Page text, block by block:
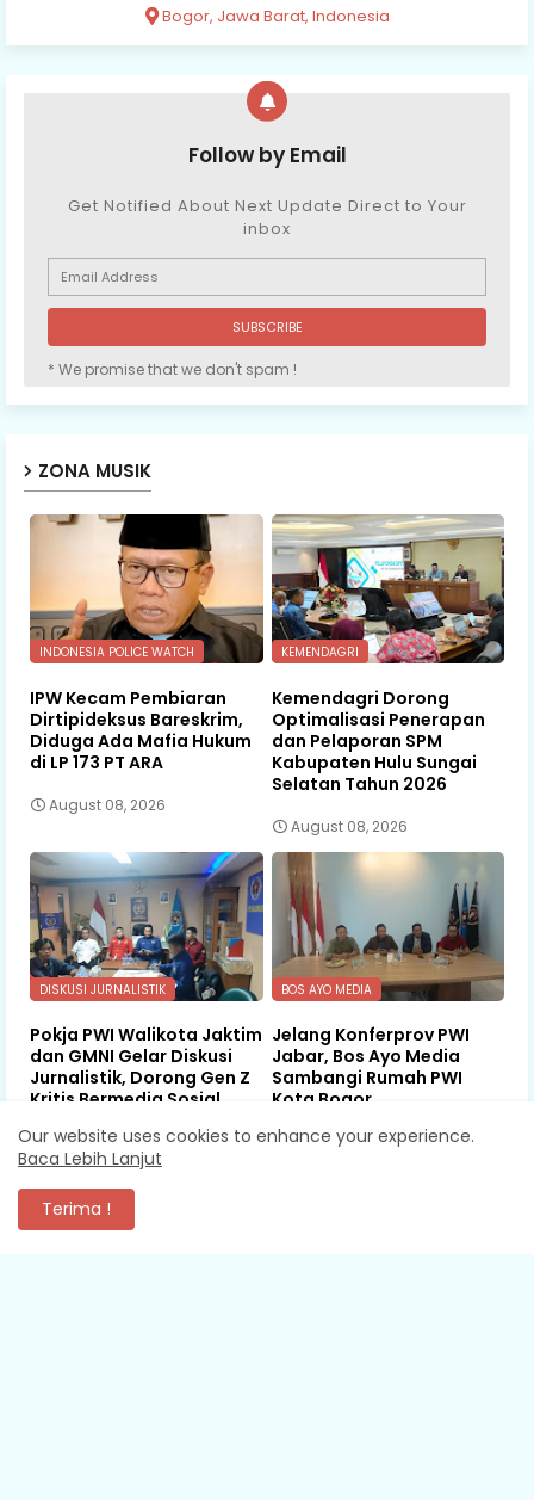
Bogor, Jawa Barat, Indonesia
Follow by Email
Get Notified About Next Update Direct to Your
inbox
* We promise that we don't spam !
ZONA MUSIK
INDONESIA POLICE WATCH
IPW Kecam Pembiaran
Dirtipideksus Bareskrim,
Diduga Ada Mafia Hukum
di LP 173 PT ARA
August 08, 2026
KEMENDAGRI
Kemendagri Dorong
Optimalisasi Penerapan
dan Pelaporan SPM
Kabupaten Hulu Sungai
Selatan Tahun 2026
August 08, 2026
DISKUSI JURNALISTIK
Pokja PWI Walikota Jaktim
dan GMNI Gelar Diskusi
Jurnalistik, Dorong Gen Z
Kritis Bermedia Sosial
August 07, 2026
BOS AYO MEDIA
Jelang Konferprov PWI
Jabar, Bos Ayo Media
Sambangi Rumah PWI
Kota Bogor
August 07, 2026
Our website uses cookies to enhance your experience.
Baca Lebih Lanjut
Terima !